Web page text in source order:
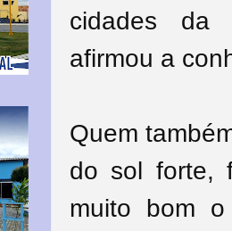
cidades da
afirmou a
Quem
do sol forte,
muito bom